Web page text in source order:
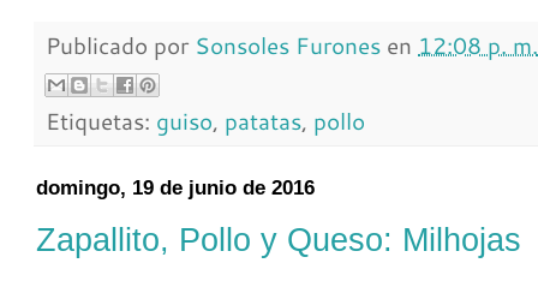
Publicado por Sonsoles Furones en 12:08 p. m.
Etiquetas: guiso, patatas, pollo
domingo, 19 de junio de 2016
Zapallito, Pollo y Queso: Milhojas